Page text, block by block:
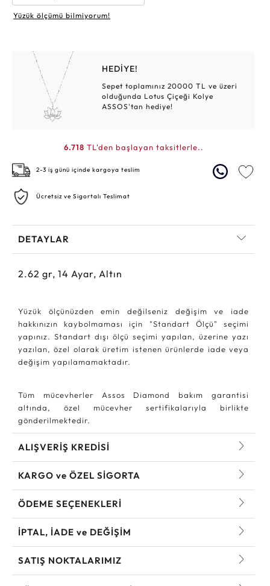
Yüzük ölçümü bilmiyorum!
HEDİYE!
Sepet toplamınız 20000 TL ve üzeri
olduğunda Lotus Çiçeği Kolye
ASSOS'tan hediye!
6.718 TL'den başlayan taksitlerle..
2-3 iş günü içinde kargoya teslim
Ücretsiz ve Sigortalı Teslimat
DETAYLAR
2.62 gr, 14 Ayar, Altın
Yüzük ölçünüzden emin değilseniz değişim ve iade
hakkınızın kaybolmaması için "Standart Ölçü" seçimi
yapınız. Standart dışı ölçü seçimi yapılan, üzerine yazı
yazılan, özel olarak üretim istenen ürünlerde iade veya
değişim yapılamamaktadır.
Tüm mücevherler Assos Diamond bakım garantisi
altında, özel mücevher sertifikalarıyla birlikte
gönderilmektedir.
ALIŞVERİŞ KREDİSİ
KARGO ve ÖZEL SİGORTA
ÖDEME SEÇENEKLERİ
İPTAL, İADE ve DEĞİŞİM
SATIŞ NOKTALARIMIZ